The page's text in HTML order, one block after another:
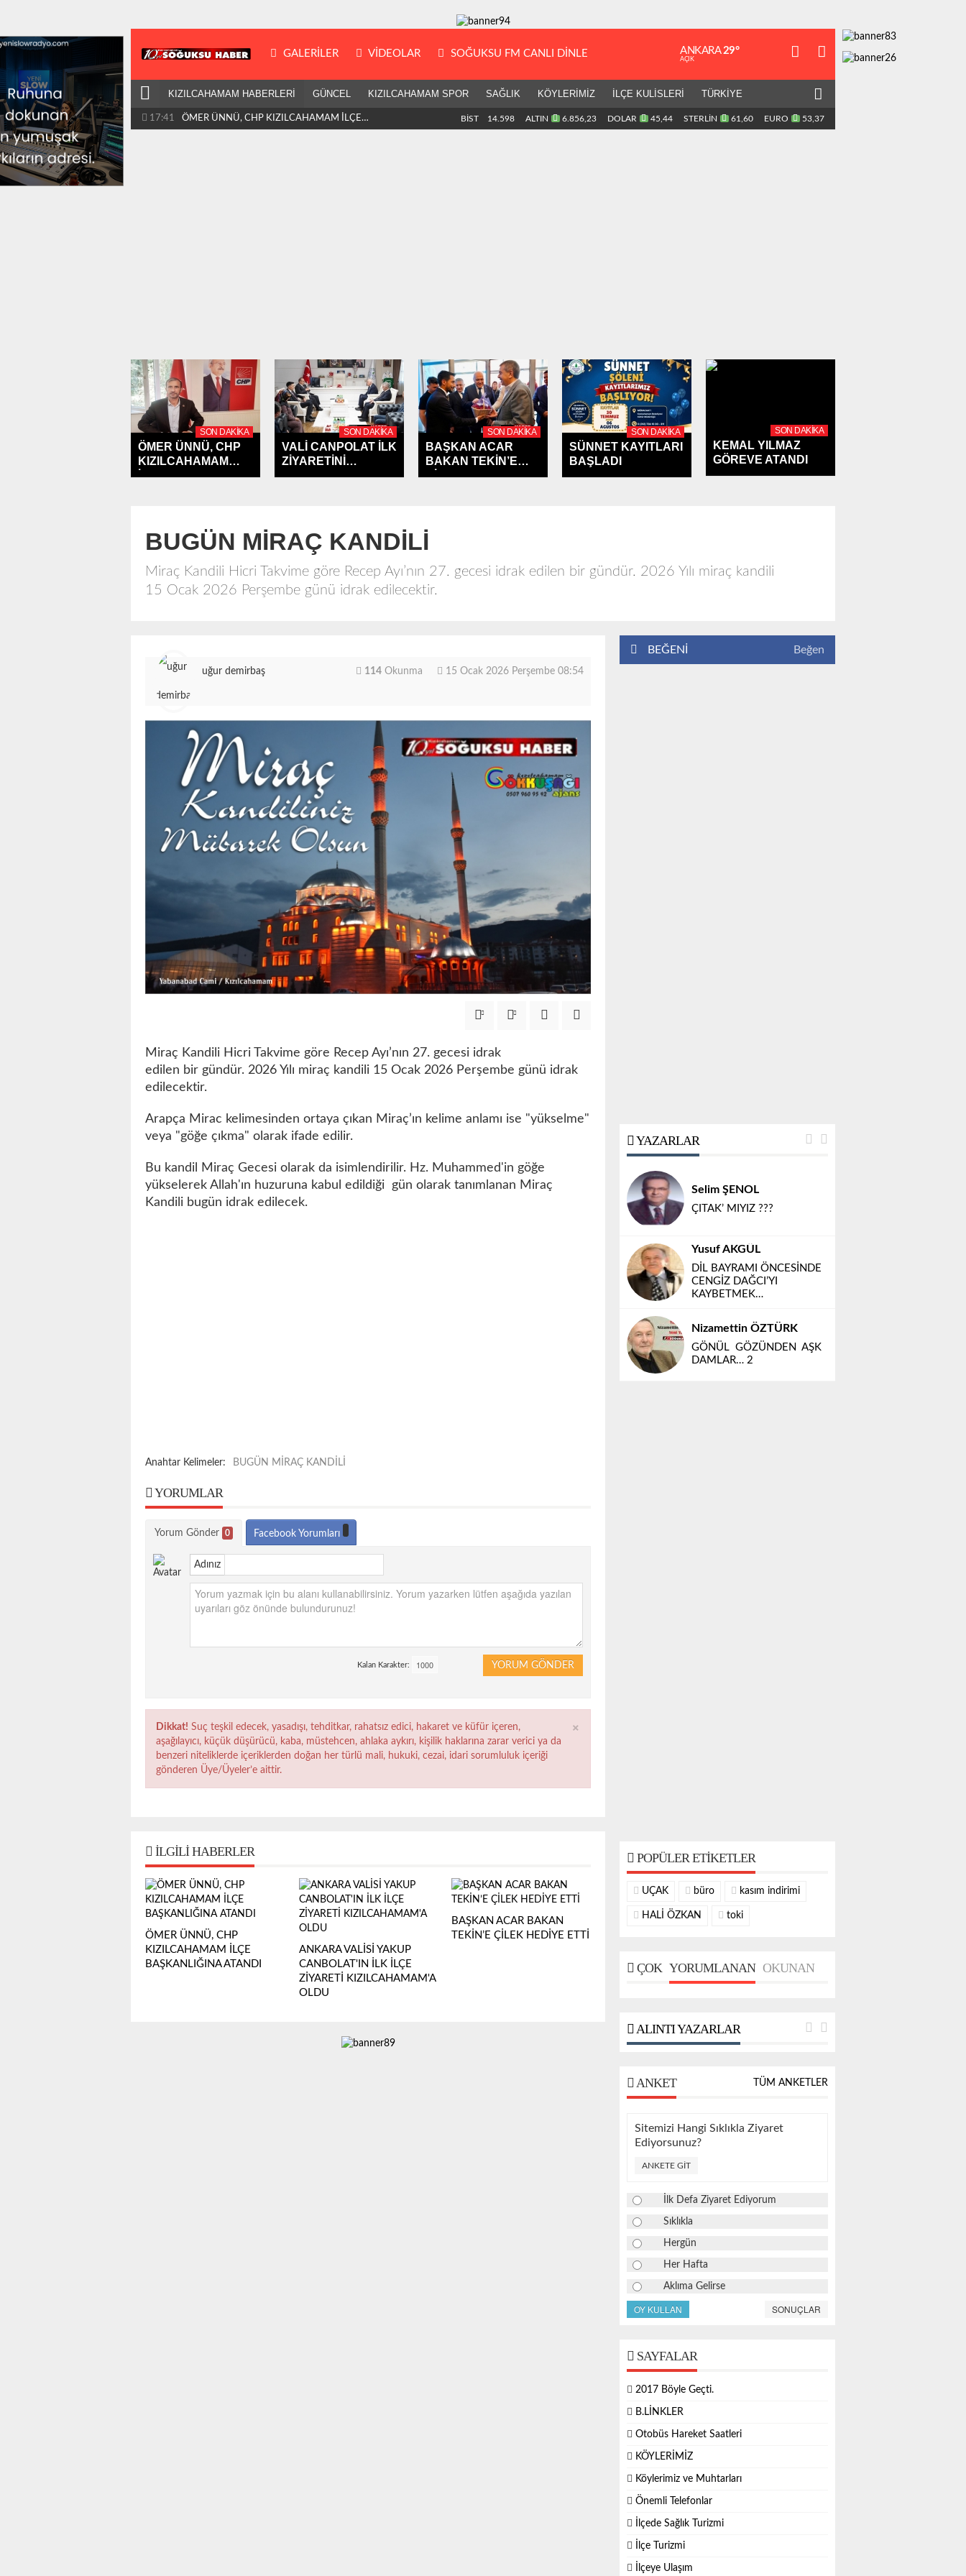
GALERILER VIDEOLAR SOĞUKSU FM CANLI DİNLE ANKARA29°
AÇIK
KIZILCAHAMAM HABERLERİ GÜNCEL KIZILCAHAMAM SPOR SAĞLIK KÖYLERİMİZ İLÇE KULİSLERİ TÜRKİYE
17:41 ÖMER ÜNNÜ, CHP KIZILCAHAMAM İLÇE BİST 14.598 ALTIN 6.856,23 DOLAR 45,44 STERLİN 61,60 EURO 53,37
SON DAKIKA
ÖMER ÜNNÜ, CHP
KIZILCAHAMAM
İLÇE...
SON DAKIKA
VALİ CANPOLAT İLK
ZİYARETİNİ
KIZILCAHAMAM'A...
SON DAKIKA
BAŞKAN ACAR
BAKAN TEKİN’E
ÇİLEK...
SON DAKIKA
SÜNNET KAYITLARI
BAŞLADI
SON DAKIKA
KEMAL YILMAZ
GÖREVE ATANDI
BUGÜN MİRAÇ KANDİLİ
Miraç Kandili Hicri Takvime göre Recep Ayı’nın 27. gecesi idrak edilen bir gündür. 2026 Yılı miraç kandili
15 Ocak 2026 Perşembe günü idrak edilecektir.
uğur demirbaş 15 Ocak 2026 Perşembe 08:54
114 Okunma
Miraç Kandili Hicri Takvime göre Recep Ayı’nın 27. gecesi idrak
edilen bir gündür. 2026 Yılı miraç kandili 15 Ocak 2026 Perşembe günü idrak
edilecektir.
Arapça Mirac kelimesinden ortaya çıkan Miraç’ın kelime anlamı ise "yükselme"
veya "göğe çıkma" olarak ifade edilir.
Bu kandil Miraç Gecesi olarak da isimlendirilir. Hz. Muhammed'in göğe
yükselerek Allah'ın huzuruna kabul edildiği gün olarak tanımlanan Miraç
Kandili bugün idrak edilecek.
Anahtar Kelimeler: BUGÜN MİRAÇ KANDİLİ
YORUMLAR
Yorum Gönder 0 Facebook Yorumları
Adınız
YORUM GÖNDER
Kalan Karakter:
×
Dikkat! Suç teşkil edecek, yasadışı, tehditkar, rahatsız edici, hakaret ve küfür içeren,
aşağılayıcı, küçük düşürücü, kaba, müstehcen, ahlaka aykırı, kişilik haklarına zarar verici ya da
benzeri niteliklerde içeriklerden doğan her türlü mali, hukuki, cezai, idari sorumluluk içeriği
gönderen Üye/Üyeler’e aittir.
İLGILI HABERLER
ÖMER ÜNNÜ, CHP
KIZILCAHAMAM İLÇE
BAŞKANLIĞINA ATANDI
ANKARA VALİSİ YAKUP
CANBOLAT'IN İLK İLÇE
ZİYARETİ KIZILCAHAMAM'A
OLDU
BAŞKAN ACAR BAKAN
TEKİN’E ÇİLEK HEDİYE ETTİ
BEĞENİ Beğen
YAZARLAR
Selim ŞENOL
ÇITAK’ MIYIZ ???
Yusuf AKGÜL
DİL BAYRAMI ÖNCESİNDE
CENGİZ DAĞCI’YI
KAYBETMEK…
Nizamettin ÖZTÜRK
GÖNÜL GÖZÜNDEN AŞK
DAMLAR… 2
POPÜLER ETIKETLER
UÇAK büro kasım indirimi
HALİ ÖZKAN toki
ÇOK YORUMLANAN OKUNAN
ALINTI YAZARLAR
ANKET TÜM ANKETLER
Sitemizi Hangi Sıklıkla Ziyaret
Ediyorsunuz?
ANKETE GIT
İlk Defa Ziyaret Ediyorum
Sıklıkla
Hergün
Her Hafta
Aklıma Gelirse
OY KULLAN SONUÇLAR
SAYFALAR
2017 Böyle Geçti.
B.LİNKLER
Otobüs Hareket Saatleri
KÖYLERİMİZ
Köylerimiz ve Muhtarları
Önemli Telefonlar
İlçede Sağlık Turizmi
İlçe Turizmi
İlçeye Ulaşım